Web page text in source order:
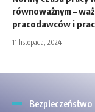
równoważnym –
pracodawców i
11 listopada, 2024
Bezpieczeństwo